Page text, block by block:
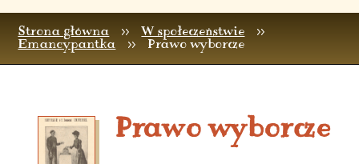
Strona główna >> W społeczeństwie
>>
Emancypantka
>> Prawo wyborcze
Prawo wyborcze